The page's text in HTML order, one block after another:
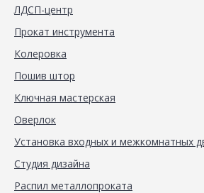
ЛДСП-центр
Прокат инструмента
Колеровка
Пошив штор
Ключная мастерская
Оверлок
Установка входных и межкомнатных
Студия дизайна
Распил металлопроката